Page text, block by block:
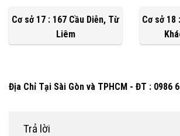
Cơ sở 17 : 167 Cầu Diễn, Từ
Liêm
Cơ sở 18
Địa Chỉ Tại Sài Gòn và TPHCM - ĐT : 0986
Trả lời